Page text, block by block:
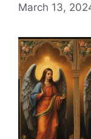
March 13,